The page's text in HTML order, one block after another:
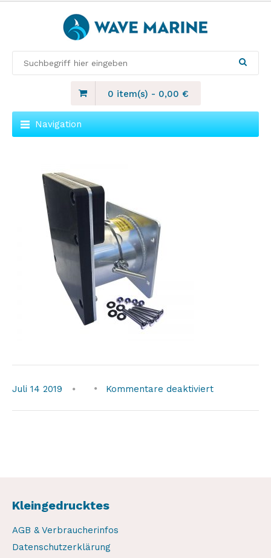
0 item(s) - 0,00 €
Navigation
Juli 14 2019 Kommentare deaktiviertfür
Kleingedrucktes
AGB & Verbraucherinfos
Datenschutzerklärung